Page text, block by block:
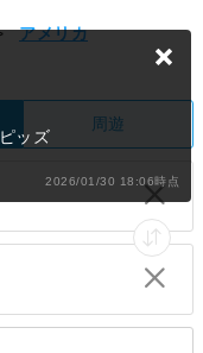
アメリカ
周遊
ッズ
2026/01/30 18:06時点